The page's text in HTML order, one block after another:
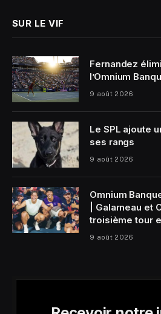
SUR LE VIF
Fernandez
l’Omnium
9 août 2026
Le SPL ajoute
ses rangs
9 août 2026
Omnium
| Galarneau et
troisième tour
9 août 2026